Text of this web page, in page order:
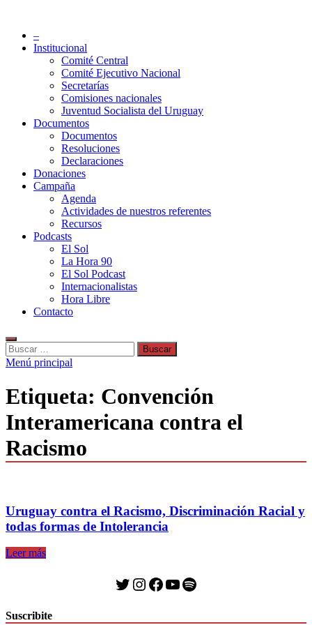
contenido
Partido Socialista de Uruguay
–
Institucional
Comité Central
Comité Ejecutivo Nacional
Secretarías
Comisiones nacionales
Juventud Socialista del Uruguay
Documentos
Documentos
Resoluciones
Declaraciones
Donaciones
Campaña
Agenda
Actividades de nuestros referentes
Recursos
Podcasts
El Sol
La Hora 90
El Sol Podcast
Internacionalistas
Hora Libre
Contacto
Buscar:
Menú principal
Etiqueta: Convención
Interamericana contra el
Racismo
Uruguay contra el Racismo, Discriminación Racial y
todas formas de Intolerancia
Uruguay
Racial
Leer más
Twitter
Instagram
Facebook
YouTube
Spotify
Suscribite